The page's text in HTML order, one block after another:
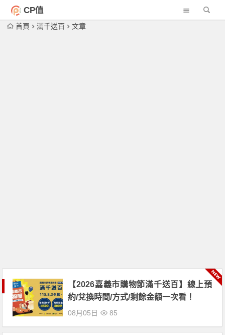
CP值
首頁 滿千送百 文章
【2026嘉義市購物節滿千送百】線上預
約/兌換時間/方式/剩餘金額一次看！
08月05日 85